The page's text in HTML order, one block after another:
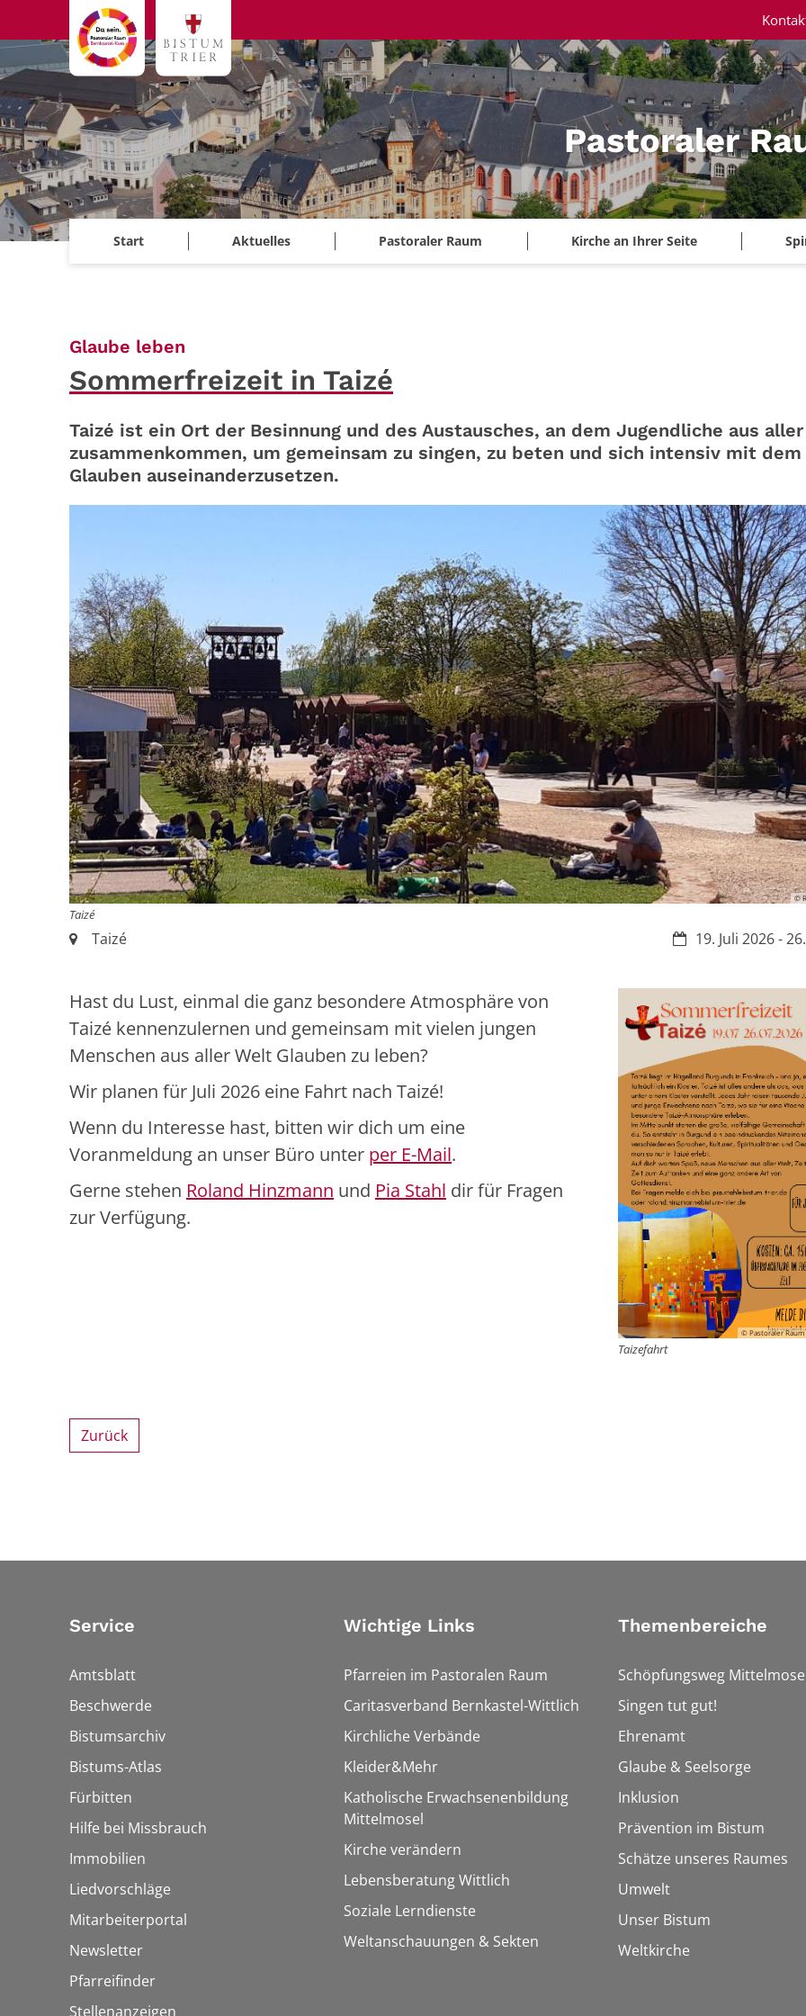
Zum Inhalt springen
Pastoraler
Start Aktuelles Pastoraler Raum Kirche an Ihrer Seite
Glaube leben
Sommerfreizeit in Taizé
Taizé ist ein Ort der Besinnung und des Austausches, an dem Jugendliche aus
zusammenkommen, um gemeinsam zu singen, zu beten und sich intensiv mit dem
Glauben auseinanderzusetzen.
©
Taizé
Datum:19. Juli 2026 -
Ort:Taizé
© Pastoraler
Taizefahrt
Hast du Lust, einmal die ganz besondere Atmosphäre von
Taizé kennenzulernen und gemeinsam mit vielen jungen
Menschen aus aller Welt Glauben zu leben?
Wir planen für Juli 2026 eine Fahrt nach Taizé!
Wenn du Interesse hast, bitten wir dich um eine
Voranmeldung an unser Büro unter per E-Mail.
Gerne stehen Roland Hinzmann und Pia Stahl dir für Fragen
zur Verfügung.
Zurück
Service
Amtsblatt
Beschwerde
Bistumsarchiv
Bistums-Atlas
Fürbitten
Hilfe bei Missbrauch
Immobilien
Liedvorschläge
Mitarbeiterportal
Newsletter
Pfarreifinder
Stellenanzeigen
Wichtige Links
Pfarreien im Pastoralen Raum
Caritasverband Bernkastel-Wittlich
Kirchliche Verbände
Kleider&Mehr
Katholische Erwachsenenbildung
Mittelmosel
Kirche verändern
Lebensberatung Wittlich
Soziale Lerndienste
Weltanschauungen & Sekten
Themenbereiche
Schöpfungsweg
Singen tut gut!
Ehrenamt
Glaube & Seelsorge
Inklusion
Prävention im Bistum
Schätze unseres Raumes
Umwelt
Unser Bistum
Weltkirche